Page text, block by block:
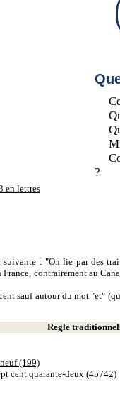
?
en lettres
: "On lie par des
contrairement au
sauf autour du mot "et"
Règle
(199)
cent quarante-deux (45742)